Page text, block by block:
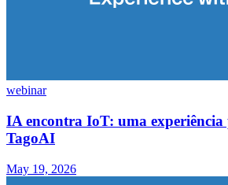
webinar
IA encontra IoT: uma experiência
TagoAI
May 19, 2026